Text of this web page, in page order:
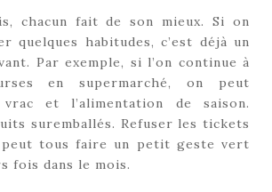
chacun fait de son mieux. Si on
quelques habitudes, c’est déjà un
Par exemple, si l’on continue à
en supermarché, on peut
et l’alimentation de saison.
suremballés. Refuser les tickets
peut tous faire un petit geste vert
fois dans le mois.